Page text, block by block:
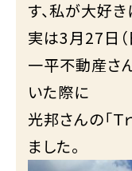
す、私が大好き
実は3月27日
一平不動産さ
いた際に
光邦さんの「Ｔ
ました。